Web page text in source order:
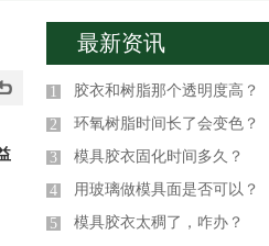
最新资讯
1 胶衣和树脂那个透明度高？
2 环氧树脂时间长了会变色？
3 模具胶衣固化时间多久？
4 用玻璃做模具面是否可以？
5 模具胶衣太稠了，咋办？